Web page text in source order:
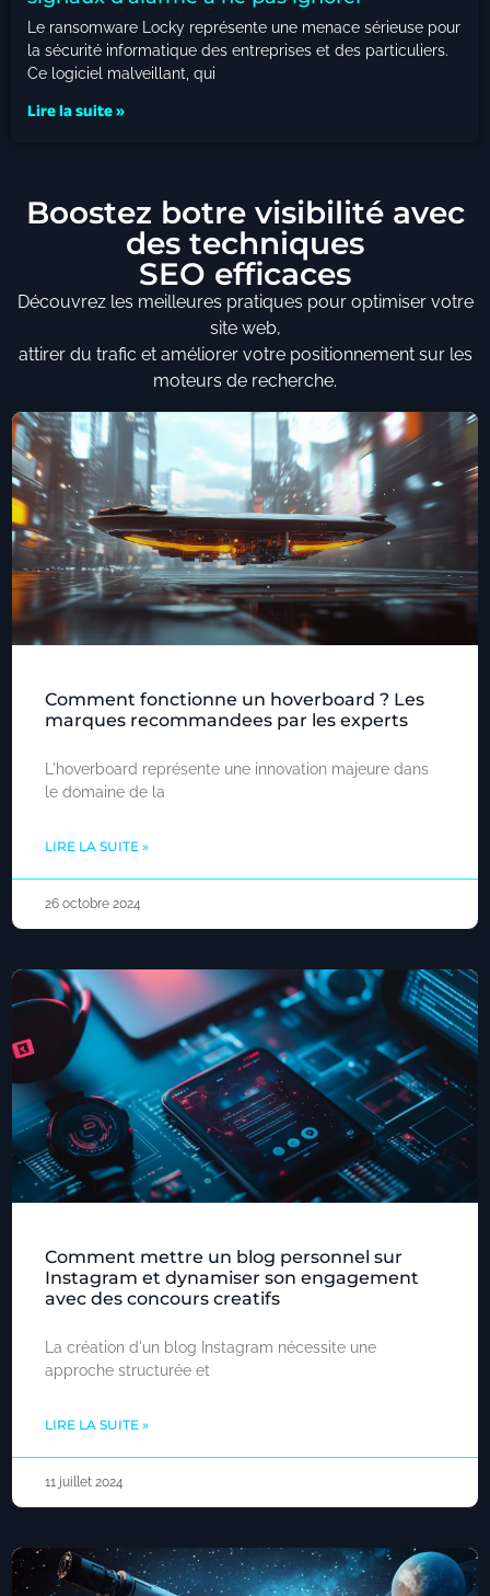
Le ransomware Locky représente une menace sérieuse pour
la sécurité informatique des entreprises et des particuliers.
Ce logiciel malveillant, qui
Lire la suite »
Boostez botre visibilité avec
des techniques
SEO efficaces
Découvrez les meilleures pratiques pour optimiser votre
site web,
attirer du trafic et améliorer votre positionnement sur les
moteurs de recherche.
Comment fonctionne un hoverboard ? Les
marques recommandees par les experts
L'hoverboard représente une innovation majeure dans
le domaine de la
LIRE LA SUITE »
26 octobre 2024
Comment mettre un blog personnel sur
Instagram et dynamiser son engagement
avec des concours creatifs
La création d'un blog Instagram nécessite une
approche structurée et
LIRE LA SUITE »
11 juillet 2024